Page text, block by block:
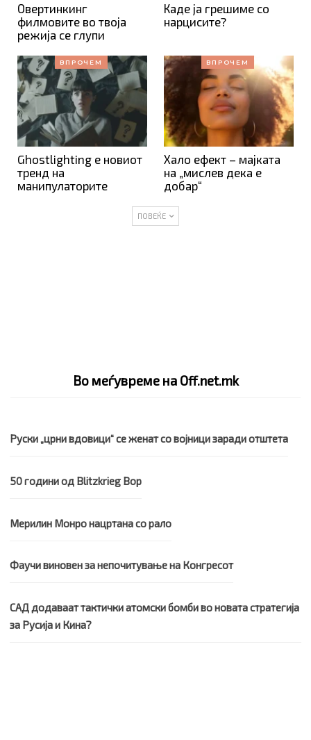
Овертинкинг
филмовите во твоја
режија се глупи
Каде ја грешиме со
нарцисите?
ВПРОЧЕМ
Ghostlighting е новиот
тренд на
манипулаторите
ВПРОЧЕМ
Хало ефект – мајката
на „мислев дека е
добар“
ПОВЕЌЕ
Во меѓувреме на Off.net.mk
Руски „црни вдовици“ се женат со војници заради отштета
50 години од Blitzkrieg Bop
Мерилин Монро нацртана со рало
Фаучи виновен за непочитување на Конгресот
САД додаваат тактички атомски бомби во новата стратегија
за Русија и Кина?